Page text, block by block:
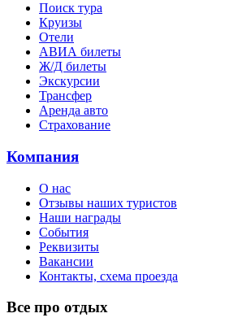
Поиск тура
Круизы
Отели
АВИА билеты
Ж/Д билеты
Экскурсии
Трансфер
Аренда авто
Страхование
Компания
О нас
Отзывы наших туристов
Наши награды
События
Реквизиты
Вакансии
Контакты, схема проезда
Все про отдых